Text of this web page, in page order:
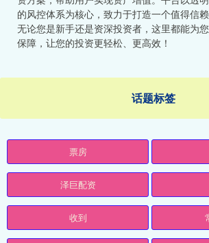
的风控体系为核心，致力于打造一个值得信赖
无论您是新手还是资深投资者，这里都能为
保障，让您的投资更轻松、更高效！
话题标签
票房
泽巨配资
收到